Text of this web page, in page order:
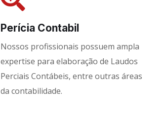
Perícia Contabil
Nossos profissionais possuem ampla
expertise para elaboração de Laudos
Perciais Contábeis, entre outras áreas
da contabilidade.